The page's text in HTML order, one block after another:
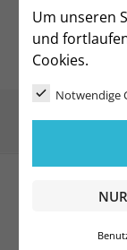
Um unseren
und
Cookies.
Notwendige